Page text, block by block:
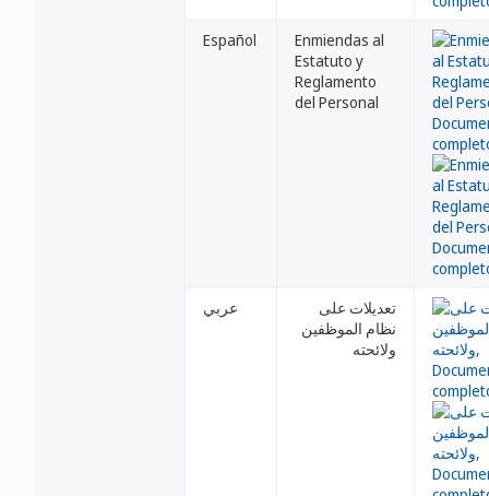
Español
Enmiendas al
Estatuto y
Reglamento
del Personal
عربي
تعديلات على
نظام الموظفين
ولائحته